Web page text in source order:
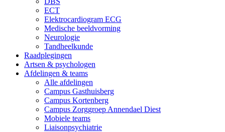
ECT
Elektrocardiogram ECG
Medische beeldvorming
Neurologie
Tandheelkunde
Raadplegingen
Artsen & psychologen
Afdelingen & teams
Alle afdelingen
Campus Gasthuisberg
Campus Kortenberg
Campus Zorggroep Annendael Diest
Mobiele teams
Liaisonpsychiatrie